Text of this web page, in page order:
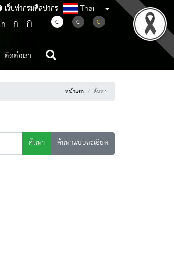
เว็บท่ากรมศิลปากร
เว็บท่ากรมศิลปากร Thai
ก ก ก C C C
ติดต่อเรา
หน้าแรก ค้นหา
ค้นหา
ค้นหาแบบละเอียด